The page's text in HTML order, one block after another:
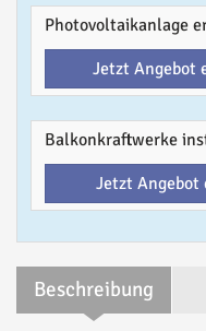
Photovoltaikanlage
Jetzt Angebot
Balkonkraftwerke
Jetzt Angebot
Beschreibung